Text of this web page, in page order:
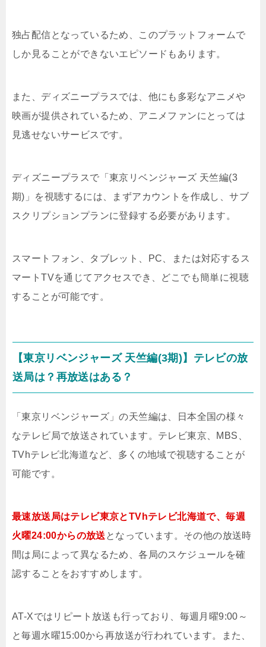
独占配信となっているため、このプラットフォームで
しか見ることができないエピソードもあります。
また、ディズニープラスでは、他にも多彩なアニメや
映画が提供されているため、アニメファンにとっては
見逃せないサービスです。
ディズニープラスで「東京リベンジャーズ 天竺編(3
期)」を視聴するには、まずアカウントを作成し、サブ
スクリプションプランに登録する必要があります。
スマートフォン、タブレット、PC、または対応するス
マートTVを通じてアクセスでき、どこでも簡単に視聴
することが可能です。
【東京リベンジャーズ 天竺編(3期)】テレビの放
送局は？再放送はある？
「東京リベンジャーズ」の天竺編は、日本全国の様々
なテレビ局で放送されています。テレビ東京、MBS、
TVhテレビ北海道など、多くの地域で視聴することが
可能です。
最速放送局はテレビ東京とTVhテレビ北海道で、毎週
火曜24:00からの放送 となっています。その他の放送時
間は局によって異なるため、各局のスケジュールを確
認することをおすすめします。
AT-Xではリピート放送も行っており、毎週月曜9:00～
と毎週水曜15:00から再放送が行われています。また、